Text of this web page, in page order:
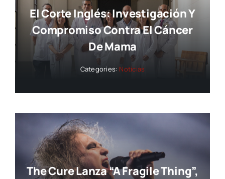
El Corte Inglés: Investigación Y
Compromiso Contra El Cáncer
De Mama
Categories: Noticias
The Cure Lanza “A Fragile Thing”,